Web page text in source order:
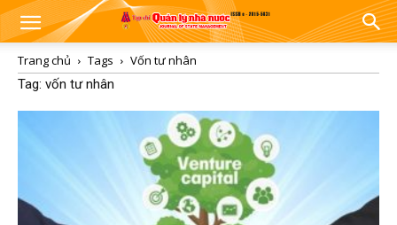
Trang chủ Tags
Vốn tư nhân
Tag: vốn tư nhân